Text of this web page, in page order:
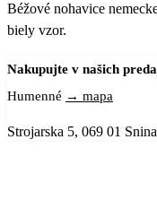
Béžové nohavice
biely vzor.
Nakupujte v našich
Humenné → mapa
Strojarska 5, 069 01 Snina